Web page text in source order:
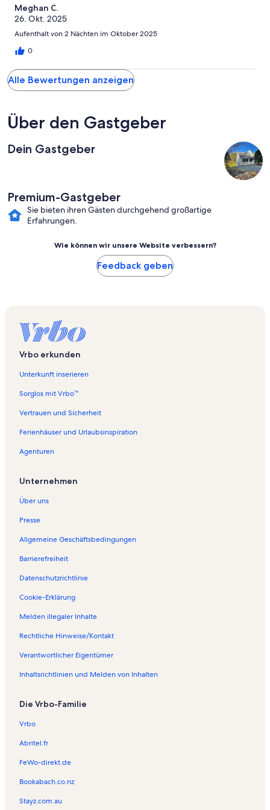
Meghan C.
26. Okt. 2025
Aufenthalt von 2 Nächten im Oktober 2025
0
Alle Bewertungen anzeigen
Über den Gastgeber
Dein Gastgeber
Premium-Gastgeber
Sie bieten ihren Gästen durchgehend großartige
Erfahrungen.
Wie können wir unsere Website verbessern?
Feedback geben
Vrbo erkunden
Unterkunft inserieren
Sorglos mit Vrbo™
Vertrauen und Sicherheit
Ferienhäuser und Urlaubsinspiration
Agenturen
Unternehmen
Über uns
Presse
Allgemeine Geschäftsbedingungen
Barrierefreiheit
Datenschutzrichtlinie
Cookie-Erklärung
Melden illegaler Inhalte
Rechtliche Hinweise/Kontakt
Verantwortlicher Eigentümer
Inhaltsrichtlinien und Melden von Inhalten
Die Vrbo-Familie
Vrbo
Abritel.fr
FeWo-direkt.de
Bookabach.co.nz
Stayz.com.au